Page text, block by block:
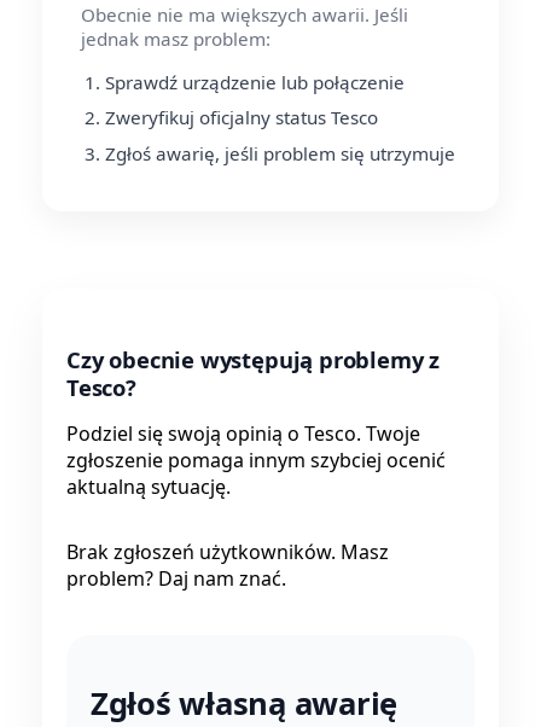
Obecnie nie ma większych awarii. Jeśli
jednak masz problem:
Sprawdź urządzenie lub połączenie
Zweryfikuj oficjalny status Tesco
Zgłoś awarię, jeśli problem się utrzymuje
Czy obecnie występują problemy z
Tesco?
Podziel się swoją opinią o Tesco. Twoje
zgłoszenie pomaga innym szybciej ocenić
aktualną sytuację.
Brak zgłoszeń użytkowników. Masz
problem? Daj nam znać.
Zgłoś własną awarię